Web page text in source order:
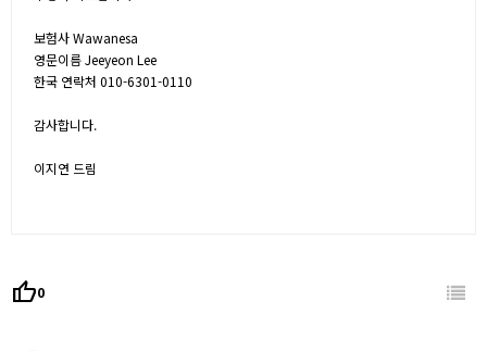
보험사 Wawanesa
영문이름 Jeeyeon Lee
한국 연락처 010-6301-0110
감사합니다.
이지연 드림
thumb_up0